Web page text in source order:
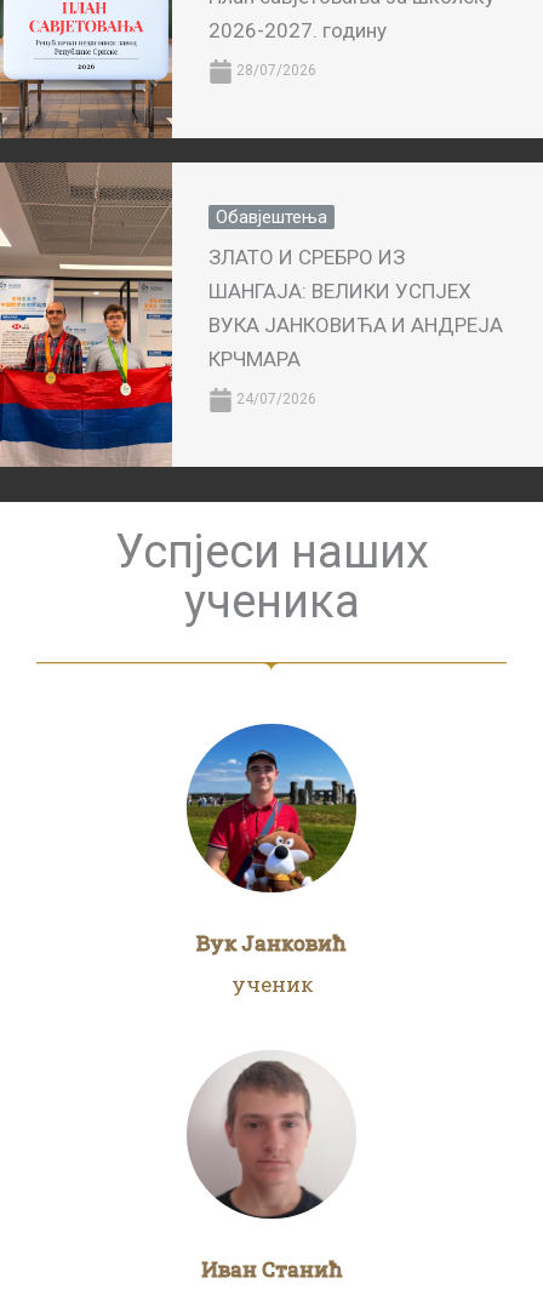
2026-2027. годину
28/07/2026
Обавјештења
ЗЛАТО И СРЕБРО ИЗ
ШАНГАЈА: ВЕЛИКИ УСПЈЕХ
ВУКА ЈАНКОВИЋА И АНДРЕЈА
КРЧМАРА
24/07/2026
Успјеси наших
ученика
Вук Јанковић
ученик
Иван Станић